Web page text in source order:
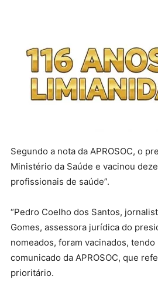
Segundo a nota da APROSOC, o
Ministério da Saúde e vacinou
profissionais de saúde”.
“Pedro Coelho dos Santos,
Gomes, assessora jurídica do
nomeados, foram vacinados,
comunicado da APROSOC, que
prioritário.